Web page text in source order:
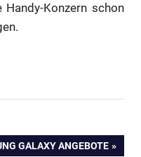
Konzern schon
GALAXY ANGEBOTE